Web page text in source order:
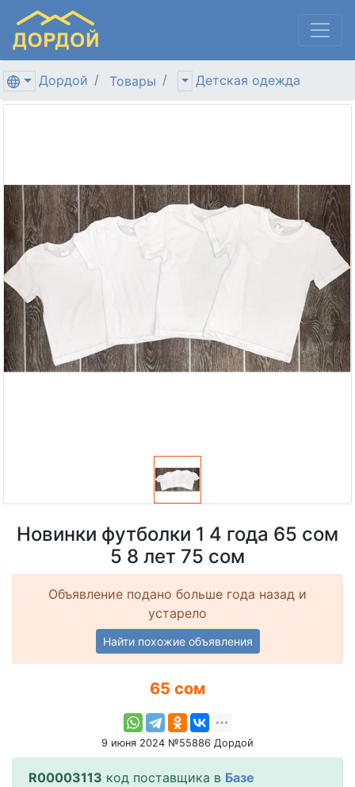
Дордой Товары Детская одежда
Новинки футболки 1 4 года 65 сом
5 8 лет 75 сом
Объявление подано больше года назад и
устарело
Найти похожие объявления
65 сом
9 июня 2024 №55886 Дордой
R00003113 код поставщика в Базе